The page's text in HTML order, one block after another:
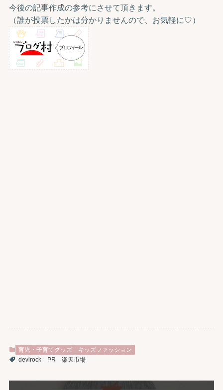
今後の記事作成の参考にさせて頂きます。
（誰が投票したかは分かりませんので、お気軽に♡）
育児・子育てグッズ
キッズファッション
devirock
PR 楽天市場